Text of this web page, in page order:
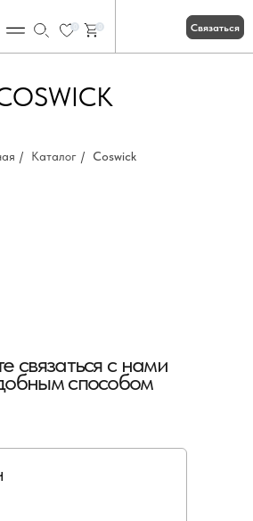
Связаться
/ Каталог / Coswick
связаться с нами
способом